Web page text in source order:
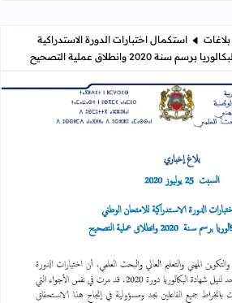
استكمال اختبارات الدورة الاستدراكية
2020 وانطلاق عملية التصحيح